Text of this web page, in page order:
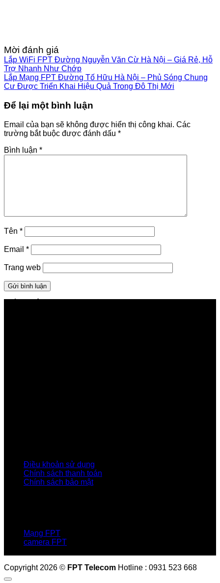
Mời đánh giá
Lắp WiFi FPT Đường Nguyễn Văn Cừ Hà Nội – Giá Rẻ, Hỗ
Trợ Nhanh Như Chớp
Lắp Mạng FPT Đường Tố Hữu Hà Nội – Phủ Sóng Chung
Cư Được Triển Khai Hiệu Quả Trong Đô Thị Mới
Để lại một bình luận
Email của bạn sẽ không được hiển thị công khai. Các
trường bắt buộc được đánh dấu *
Bình luận *
Tên *
Email *
Trang web
Điều khoản sử dụng
Chính sách thanh toán
Chính sách bảo mật
Mạng FPT
camera FPT
Copyright 2026 © FPT Telecom Hotline : 0931 523 668